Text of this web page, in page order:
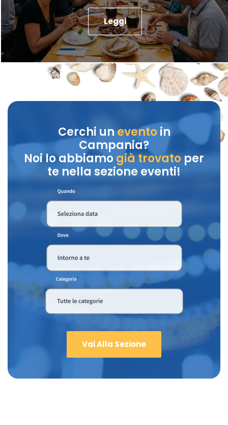
Leggi
Cerchi unevento in
Campania?
Noi lo abbiamo già trovatoper
te nella sezione eventi!
Vai Alla Sezione